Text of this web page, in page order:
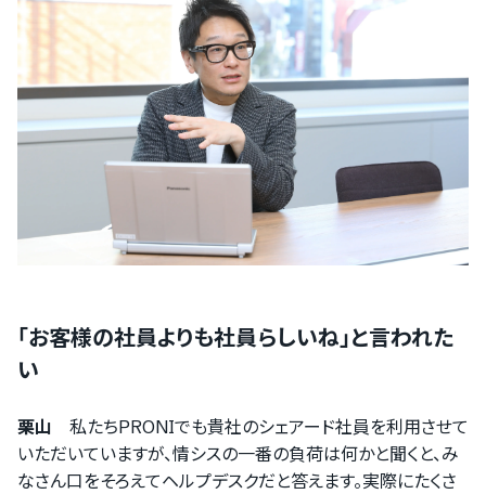
「お客様の社員よりも社員らしいね」と言われた
い
栗山 私たちPRONIでも貴社のシェアード社員を利用させて
いただいていますが、情シスの一番の負荷は何かと聞くと、み
なさん口をそろえてヘルプデスクだと答えます。実際にたくさ